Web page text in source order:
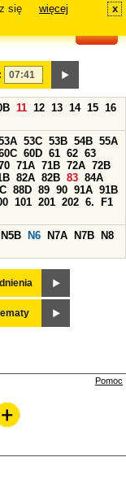
się
więcej x
11 12 13 14 15 16
53C 53B 54B 55A
60D 61 62 63
71A 71B 72A 72B
82A 82B 83 84A
88D 89 90 91A 91B
101 201 202 6.
F1
N5B N6 N7A N7B
N8
Pomoc